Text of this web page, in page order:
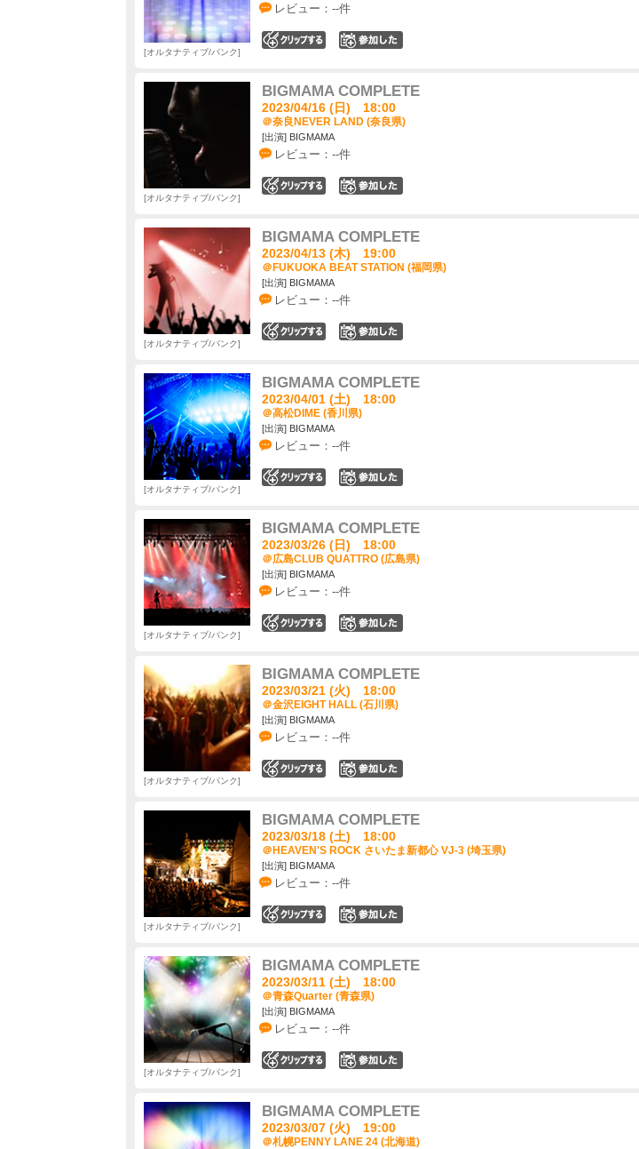
レビュー：--件
オルタナティブ/パンク
BIGMAMA COMPLETE
2023/04/16 (日) 18:00
＠奈良NEVER LAND (奈良県)
[出演] BIGMAMA
レビュー：--件
オルタナティブ/パンク
BIGMAMA COMPLETE
2023/04/13 (木) 19:00
＠FUKUOKA BEAT STATION (福岡県)
[出演] BIGMAMA
レビュー：--件
オルタナティブ/パンク
BIGMAMA COMPLETE
2023/04/01 (土) 18:00
＠高松DIME (香川県)
[出演] BIGMAMA
レビュー：--件
オルタナティブ/パンク
BIGMAMA COMPLETE
2023/03/26 (日) 18:00
＠広島CLUB QUATTRO (広島県)
[出演] BIGMAMA
レビュー：--件
オルタナティブ/パンク
BIGMAMA COMPLETE
2023/03/21 (火) 18:00
＠金沢EIGHT HALL (石川県)
[出演] BIGMAMA
レビュー：--件
オルタナティブ/パンク
BIGMAMA COMPLETE
2023/03/18 (土) 18:00
＠HEAVEN'S ROCK さいたま新都心 VJ-3 (埼玉県)
[出演] BIGMAMA
レビュー：--件
オルタナティブ/パンク
BIGMAMA COMPLETE
2023/03/11 (土) 18:00
＠青森Quarter (青森県)
[出演] BIGMAMA
レビュー：--件
オルタナティブ/パンク
BIGMAMA COMPLETE
2023/03/07 (火) 19:00
＠札幌PENNY LANE 24 (北海道)